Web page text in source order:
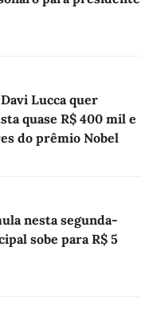
Lucca quer
quase R$ 400 mil e
do prêmio Nobel
nesta segunda-
sobe para R$ 5